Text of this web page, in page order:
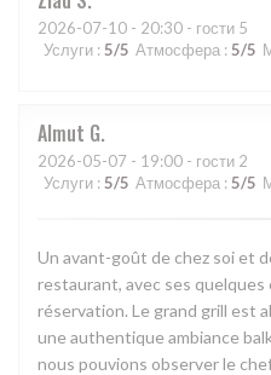
2026-07-10 - 20:30 - гости 5
Услуги : 5/5 Атмосфера : 5/5
Almut G
2026-05-07 - 19:00 - гости 2
Услуги : 5/5 Атмосфера : 5/5
Un avant-goût de chez soi et
restaurant, avec ses
réservation. Le grand grill est
une authentique ambiance
nous pouvions observer le